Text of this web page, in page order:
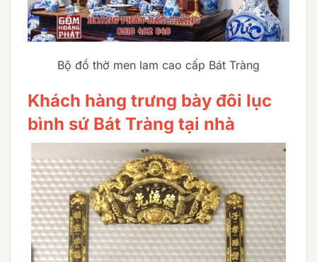
Bộ đồ thờ men lam cao cấp Bát Tràng
Khách hàng trưng bày đôi lục
bình sứ Bát Tràng tại nhà